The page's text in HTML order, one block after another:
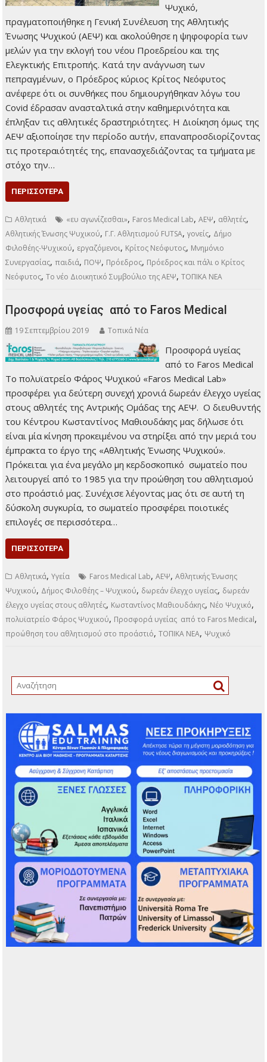
Ψυχικό,
πραγματοποιήθηκε η Γενική Συνέλευση της Αθλητικής
Ένωσης Ψυχικού (ΑΕΨ) και ακολούθησε η ψηφοφορία των
μελών για την εκλογή του νέου Προεδρείου και της
Ελεγκτικής Επιτροπής. Κατά την ανάγνωση των
πεπραγμένων, ο Πρόεδρος κύριος Κρίτος Νεόφυτος
ανέφερε ότι οι συνθήκες που δημιουργήθηκαν λόγω του
Covid έδρασαν ανασταλτικά στην καθημερινότητα και
έπληξαν τις αθλητικές δραστηριότητες. Η Διοίκηση όμως της
ΑΕΨ αξιοποίησε την περίοδο αυτήν, επαναπροσδιορίζοντας
τις προτεραιότητές της, επανασχεδιάζοντας τα τμήματα με
στόχο την…
ΠΕΡΙΣΣΌΤΕΡΑ
Αθλητικά «ευ αγωνίζεσθαι», Faros Medical Lab,ΑΕΨ, αθλητές,
Αθλητικής Ένωσης Ψυχικού, Γ.Γ. Αθλητισμού FUTSA,γονείς, Δήμο
Φιλοθέης-Ψυχικού, εργαζόμενοι, Κρίτος Νεόφυτος, Μνημόνιο
Συνεργασίας,παιδιά, ΠΟΨ, Πρόεδρος, Πρόεδρος και πάλι ο Κρίτος
Νεόφυτος,Το νέο Διοικητικό Συμβούλιο της ΑΕΨ,ΤΟΠΙΚΑ ΝΕΑ
Προσφορά υγείας από το Faros Medical
19 Σεπτεμβρίου 2019 Τοπικά Νέα
Προσφορά υγείας
από το Faros Medical
Το πολυϊατρείο Φάρος Ψυχικού «Faros Medical Lab»
προσφέρει για δεύτερη συνεχή χρονιά δωρεάν έλεγχο υγείας
στους αθλητές της Αντρικής Ομάδας της ΑΕΨ. Ο διευθυντής
του Κέντρου Κωσταντίνος Μαθιουδάκης μας δήλωσε ότι
είναι μία κίνηση προκειμένου να στηρίξει από την μεριά του
έμπρακτα το έργο της «Αθλητικής Ένωσης Ψυχικού».
Πρόκειται για ένα μεγάλο μη κερδοσκοπικό σωματείο που
λειτουργεί από το 1985 για την προώθηση του αθλητισμού
στο προάστιό μας. Συνέχισε λέγοντας μας ότι σε αυτή τη
δύσκολη συγκυρία, το σωματείο προσφέρει ποιοτικές
επιλογές σε περισσότερα…
ΠΕΡΙΣΣΌΤΕΡΑ
Αθλητικά,Υγεία Faros Medical Lab,ΑΕΨ,Αθλητικής Ένωσης
Ψυχικού, Δήμος Φιλοθέης – Ψυχικού, δωρεάν έλεγχο υγείας, δωρεάν
έλεγχο υγείας στους αθλητές, Κωσταντίνος Μαθιουδάκης, Νέο Ψυχικό,
πολυϊατρείο Φάρος Ψυχικού, Προσφορά υγείας από το Faros Medical,
προώθηση του αθλητισμού στο προάστιό,ΤΟΠΙΚΑ ΝΕΑ, Ψυχικό